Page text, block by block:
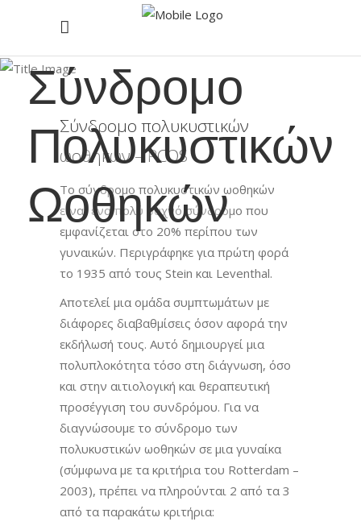
Σύνδρομο
Πολυκυστικών
Ωοθηκών
Σύνδρομο πολυκυστικών
ωοθηκών – PCOS
Το σύνδρομο πολυκυστικών ωοθηκών
είναι ένα πολύ συχνό σύνδρομο που
εμφανίζεται στο 20% περίπου των
γυναικών. Περιγράφηκε για πρώτη φορά
το 1935 από τους Stein και Leventhal.
Αποτελεί μια ομάδα συμπτωμάτων με
διάφορες διαβαθμίσεις όσον αφορά την
εκδήλωσή τους. Αυτό δημιουργεί μια
πολυπλοκότητα τόσο στη διάγνωση, όσο
και στην αιτιολογική και θεραπευτική
προσέγγιση του συνδρόμου. Για να
διαγνώσουμε το σύνδρομο των
πολυκυστικών ωοθηκών σε μια γυναίκα
(σύμφωνα με τα κριτήρια του Rotterdam –
2003), πρέπει να πληρούνται 2 από τα 3
από τα παρακάτω κριτήρια: